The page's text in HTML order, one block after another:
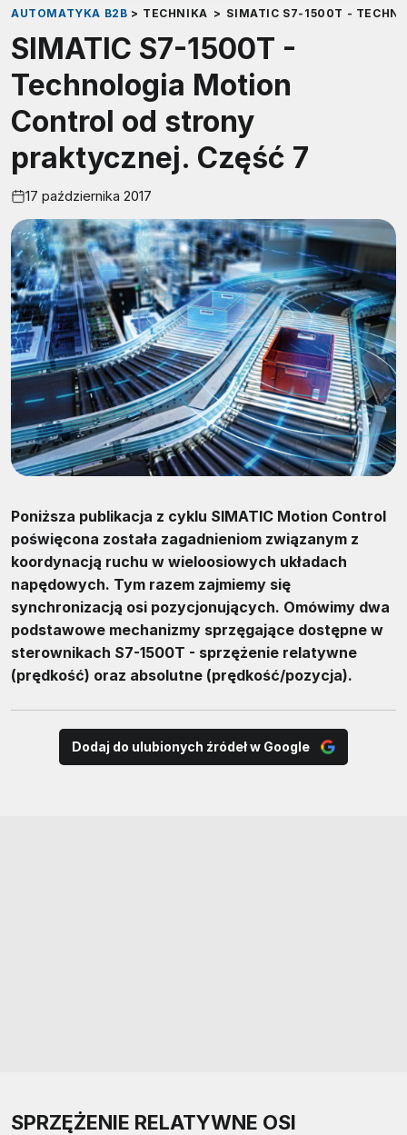
AUTOMATYKA B2B > TECHNIKA > SIMATIC S7-1500T -
SIMATIC S7-1500T -
Technologia Motion
Control od strony
praktycznej. Część 7
17 października 2017
Poniższa publikacja z cyklu SIMATIC Motion Control
poświęcona została zagadnieniom związanym z
koordynacją ruchu w wieloosiowych układach
napędowych. Tym razem zajmiemy się
synchronizacją osi pozycjonujących. Omówimy dwa
podstawowe mechanizmy sprzęgające dostępne w
sterownikach S7-1500T - sprzężenie relatywne
(prędkość) oraz absolutne (prędkość/pozycja).
Dodaj do ulubionych źródeł w Google
SPRZĘŻENIE RELATYWNE OSI